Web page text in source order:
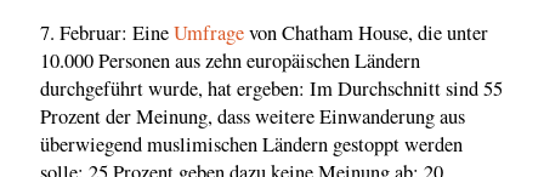
7. Februar: EineUmfragevon Chatham House, die unter
10.000 Personen aus zehn europäischen Ländern
durchgeführt wurde, hat ergeben: Im Durchschnitt sind 55
Prozent der Meinung, dass weitere Einwanderung aus
überwiegend muslimischen Ländern gestoppt werden